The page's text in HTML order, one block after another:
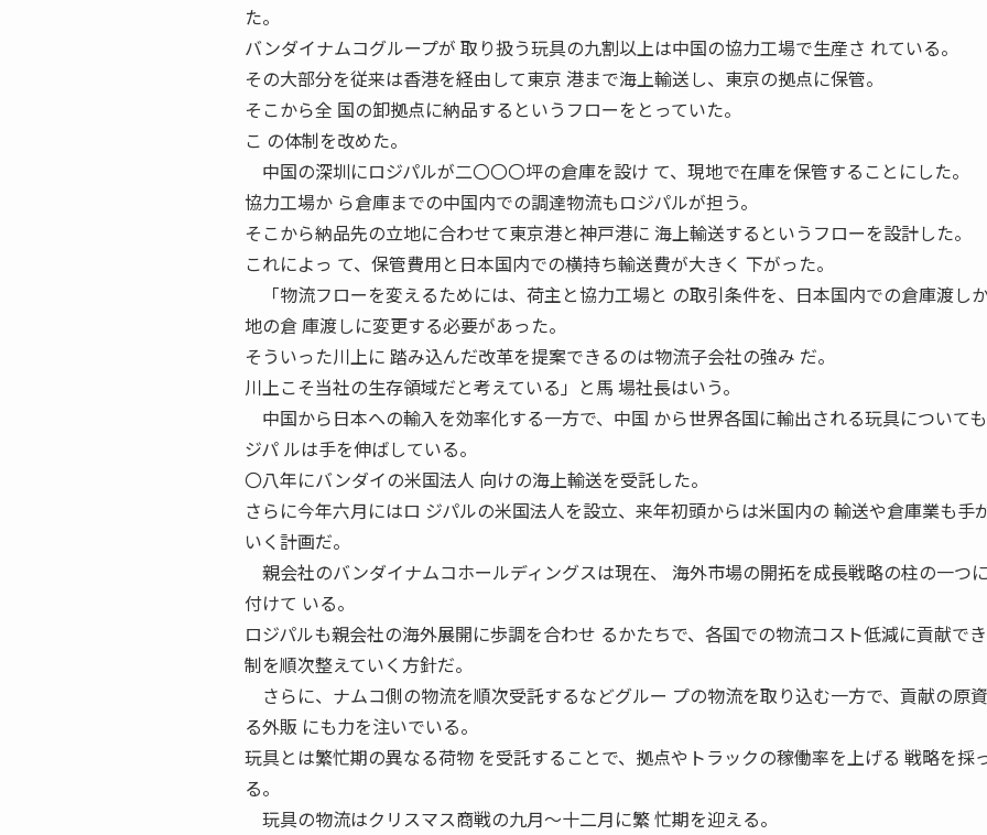
た。
バンダイナムコグループが 取り扱う玩具の九割以上は中国の協力工場で生産さ れている。
その大部分を従来は香港を経由して東京 港まで海上輸送し、東京の拠点に保管。
そこから全 国の卸拠点に納品するというフローをとっていた。
こ の体制を改めた。
中国の深圳にロジパルが二〇〇〇坪の倉庫を設け て、現地で在庫を保管することにした。
協力工場か ら倉庫までの中国内での調達物流もロジパルが担う。
そこから納品先の立地に合わせて東京港と神戸港に 海上輸送するというフローを設計した。
これによっ て、保管費用と日本国内での横持ち輸送費が大きく 下がった。
「物流フローを変えるためには、荷主と協力工場と の取引条件を、日本国内での倉庫渡し
地の倉 庫渡しに変更する必要があった。
そういった川上に 踏み込んだ改革を提案できるのは物流子会社の強み だ。
川上こそ当社の生存領域だと考えている」と馬 場社長はいう。
中国から日本への輸入を効率化する一方で、中国 から世界各国に輸出される玩具について
ジパ ルは手を伸ばしている。
〇八年にバンダイの米国法人 向けの海上輸送を受託した。
さらに今年六月にはロ ジパルの米国法人を設立、来年初頭からは米国内の 輸送や倉庫業も手
いく計画だ。
親会社のバンダイナムコホールディングスは現在、 海外市場の開拓を成長戦略の柱の一つ
付けて いる。
ロジパルも親会社の海外展開に歩調を合わせ るかたちで、各国での物流コスト低減に貢献で
制を順次整えていく方針だ。
さらに、ナムコ側の物流を順次受託するなどグルー プの物流を取り込む一方で、貢献の原
る外販 にも力を注いでいる。
玩具とは繁忙期の異なる荷物 を受託することで、拠点やトラックの稼働率を上げる 戦略を採
る。
玩具の物流はクリスマス商戦の九月〜十二月に繁 忙期を迎える。